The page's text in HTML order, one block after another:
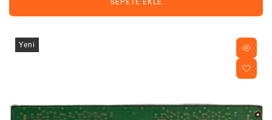
SEPETE EKLE
Yeni